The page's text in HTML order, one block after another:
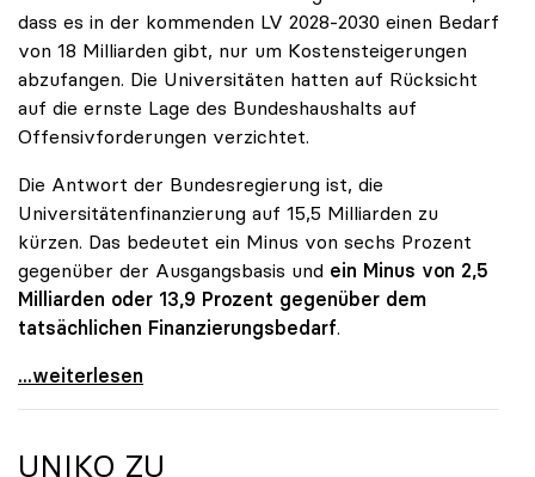
dass es in der kommenden LV 2028-2030 einen Bedarf
von 18 Milliarden gibt, nur um Kostensteigerungen
abzufangen. Die Universitäten hatten auf Rücksicht
auf die ernste Lage des Bundeshaushalts auf
Offensivforderungen verzichtet.
Die Antwort der Bundesregierung ist, die
Universitätenfinanzierung auf 15,5 Milliarden zu
kürzen. Das bedeutet ein Minus von sechs Prozent
gegenüber der Ausgangsbasis und ein Minus von 2,5
Milliarden oder 13,9 Prozent gegenüber dem
tatsächlichen Finanzierungsbedarf.
\"Österreich ist für die heimischen Universitäten
...weiterlesen
UNIKO ZU